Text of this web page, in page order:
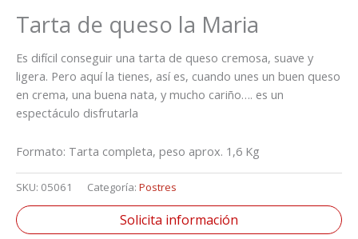
Tarta de queso la Maria
Es difícil conseguir una tarta de queso cremosa, suave y
ligera. Pero aquí la tienes, así es, cuando unes un buen queso
en crema, una buena nata, y mucho cariño…. es un
espectáculo disfrutarla
Formato: Tarta completa, peso aprox. 1,6 Kg
SKU: 05061 Categoría: Postres
Solicita información